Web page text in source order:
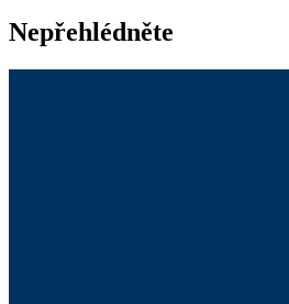
Nepřehlédněte